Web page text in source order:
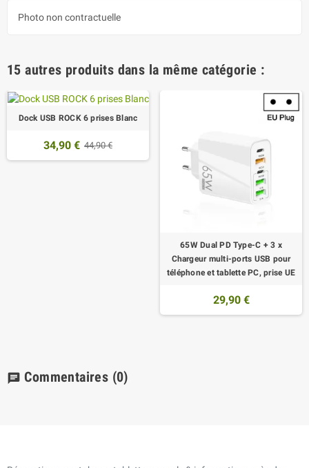
Photo non contractuelle
15 autres produits dans la même catégorie :
Dock USB ROCK 6 prises Blanc
34,90 € 44,90 €
65W Dual PD Type-C + 3 x
Chargeur multi-ports USB pour
téléphone et tablette PC, prise UE
29,90 €
chat Commentaires (0)